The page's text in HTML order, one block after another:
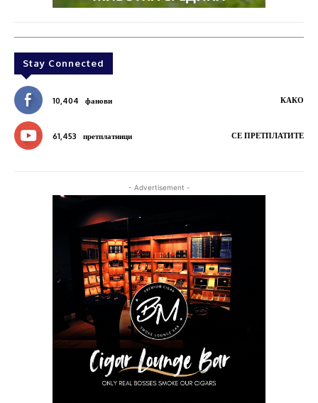
Stay Connected
10,404 фанови КАКО
61,453 претплатници СЕ ПРЕТПЛАТИТЕ
- Advertisement -